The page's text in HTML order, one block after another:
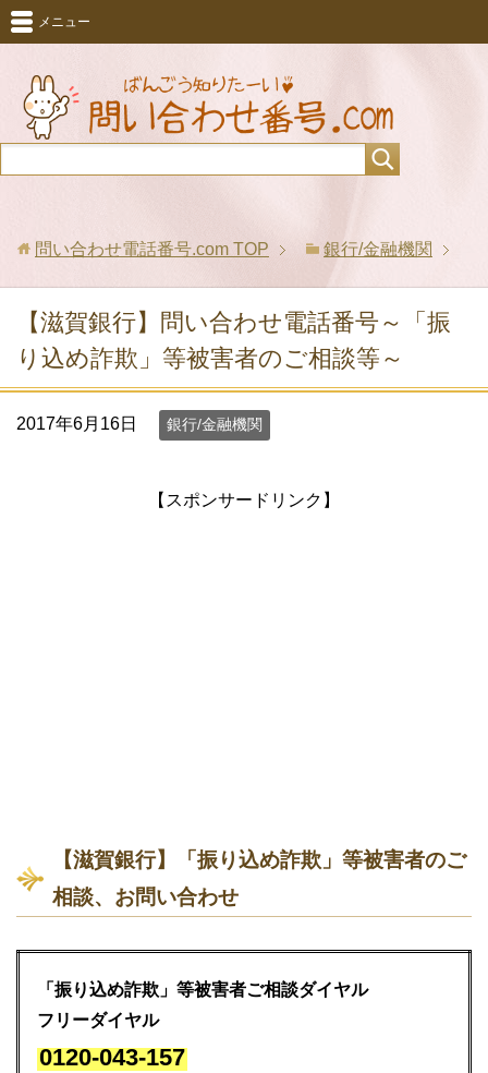
メニュー
問い合わせ電話番号.com TOP 銀行/金融機関
【滋賀銀行】問い合わせ電話番号～「振
り込め詐欺」等被害者のご相談等～
2017年6月16日 銀行/金融機関
【スポンサードリンク】
【滋賀銀行】「振り込め詐欺」等被害者のご
相談、お問い合わせ
「振り込め詐欺」等被害者ご相談ダイヤル
フリーダイヤル
0120-043-157